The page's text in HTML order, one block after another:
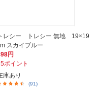
レシー トレシー 無地 19×19
スカイブルー
円
ポイント
庫あり
(91)